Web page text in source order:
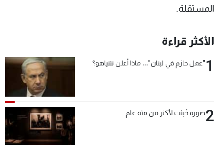
المستقلة.
الأكثر قراءة
1"عمل حازم في لبنان"... ماذا أعلن نتنياهو؟
2صورة خُبئت لأكثر من مئة عام